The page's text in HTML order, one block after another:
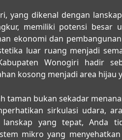
yang dikenal dengan
memiliki potensi besar
ekonomi dan
luar ruang menjadi
Wonogiri hadir
kosong menjadi area hijau
taman bukan sekadar
sirkulasi udara,
lanskap yang tepat, Anda
mikro yang